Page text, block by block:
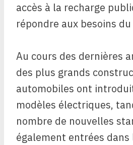
accès à la recharge
répondre aux besoins
Au cours des dernières
des plus grands
automobiles ont
modèles électriques,
nombre de nouvelles
également entrées dans